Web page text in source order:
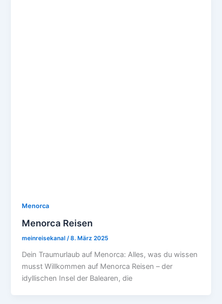
Menorca
Menorca Reisen
meinreisekanal/8. März 2025
Dein Traumurlaub auf Menorca: Alles, was du wissen
musst Willkommen auf Menorca Reisen – der
idyllischen Insel der Balearen, die